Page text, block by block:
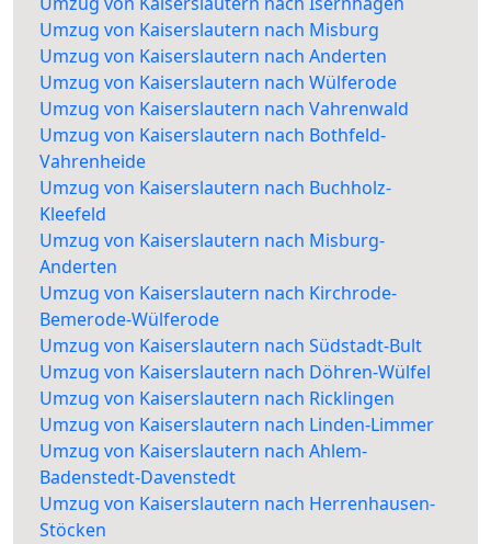
Umzug von Kaiserslautern nach Misburg
Umzug von Kaiserslautern nach Anderten
Umzug von Kaiserslautern nach Wülferode
Umzug von Kaiserslautern nach Vahrenwald
Umzug von Kaiserslautern nach Bothfeld-
Vahrenheide
Umzug von Kaiserslautern nach Buchholz-
Kleefeld
Umzug von Kaiserslautern nach Misburg-
Anderten
Umzug von Kaiserslautern nach Kirchrode-
Bemerode-Wülferode
Umzug von Kaiserslautern nach Südstadt-Bult
Umzug von Kaiserslautern nach Döhren-Wülfel
Umzug von Kaiserslautern nach Ricklingen
Umzug von Kaiserslautern nach Linden-Limmer
Umzug von Kaiserslautern nach Ahlem-
Badenstedt-Davenstedt
Umzug von Kaiserslautern nach Herrenhausen-
Stöcken